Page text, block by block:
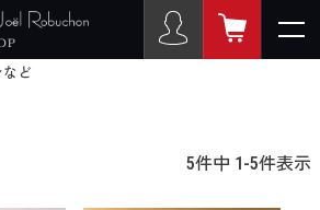
ど
5件中 1-5件表示